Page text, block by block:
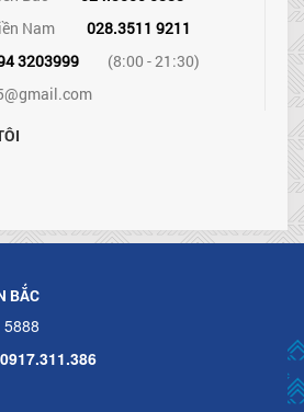
Nam
028.3511 9211
3203999
(8:00 - 21:30)
BẮC